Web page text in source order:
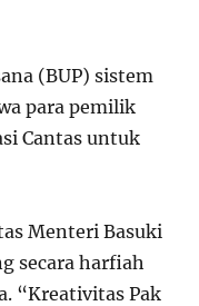
(BUP) sistem
para pemilik
Cantas untuk
Menteri Basuki
secara harfiah
“Kreativitas Pak